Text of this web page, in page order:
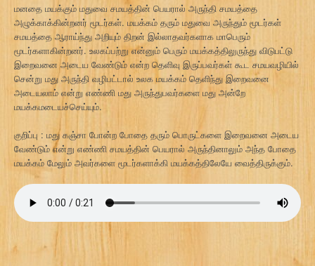
மனதை மயக்கும் மதுவை சமயத்தின் பெயரால் அருந்தி சமயத்தை
அழுக்காக்கின்றனர் மூடர்கள். மயக்கம் தரும் மதுவை அருந்தும் மூடர்கள்
சமயத்தை ஆராய்ந்து அறியும் திறன் இல்லாதவர்களாக மாபெரும்
மூடர்களாகின்றனர். உலகப்பற்று என்னும் பெரும் மயக்கத்திலுருந்து விடுபட்டு
இறைவனை அடைய வேண்டும் என்ற தெளிவு இருப்பவர்கள் கூட சமயவழியில்
சென்று மது அருந்தி வழிபட்டால் உலக மயக்கம் தெளிந்து இறைவனை
அடையலாம் என்று எண்ணி மது அருந்துபவர்களை மது அன்றே
மயக்கமடையச்செய்யும்.
குறிப்பு : மது கஞ்சா போன்ற போதை தரும் பொருட்களை இறைவனை அடைய
வேண்டும் என்று எண்ணி சமயத்தின் பெயரால் அருந்தினாலும் அந்த போதை
மயக்கம் மேலும் அவர்களை மூடர்களாக்கி மயக்கத்திலேயே வைத்திருக்கும்.